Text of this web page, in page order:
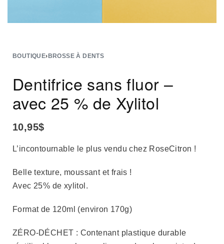
BOUTIQUE› BROSSE À DENTS
Dentifrice sans fluor –
avec 25 % de Xylitol
10,95$
L’incontournable le plus vendu chez RoseCitron !
Belle texture, moussant et frais !
Avec 25% de xylitol.
Format de 120ml (environ 170g)
ZÉRO-DÉCHET : Contenant plastique durable